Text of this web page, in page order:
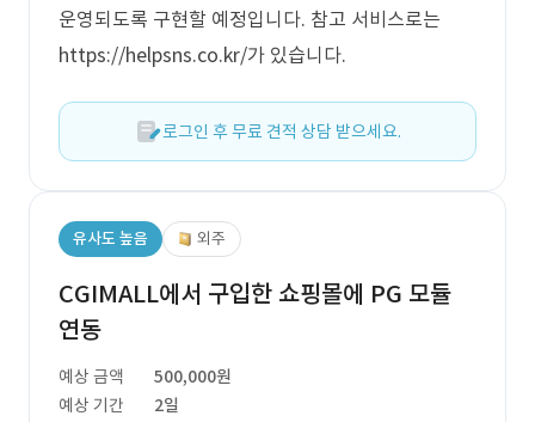
운영되도록 구현할 예정입니다. 참고 서비스로는
https://helpsns.co.kr/가 있습니다.
로그인 후 무료 견적 상담 받으세요.
유사도 높음 외주
CGIMALL에서 구입한 쇼핑몰에 PG 모듈
연동
예상 금액
500,000원
예상 기간
2일